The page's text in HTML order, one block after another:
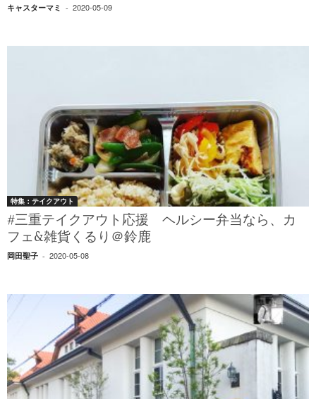
キャスターマミ - 2020-05-09
特集：テイクアウト
#三重テイクアウト応援 ヘルシー弁当なら、カ
フェ&雑貨くるり＠鈴鹿
岡田聖子 - 2020-05-08